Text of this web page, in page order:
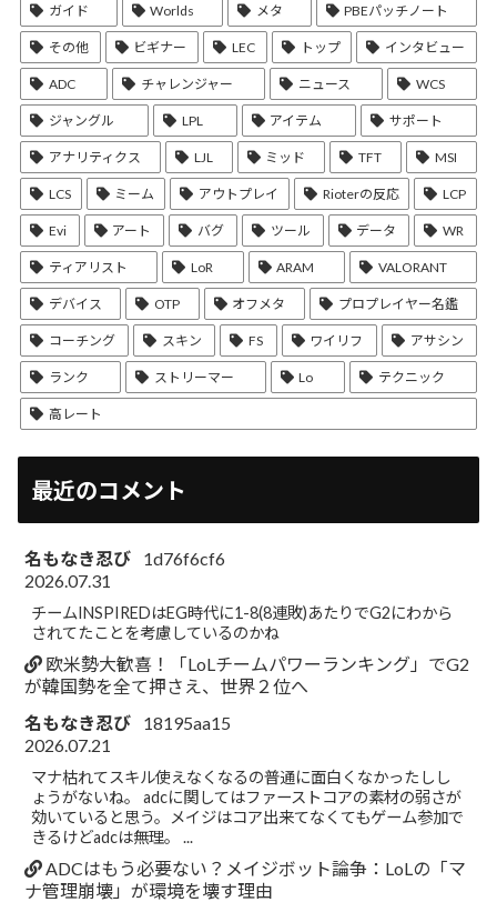
ガイド Worlds メタ PBEパッチノート
その他 ビギナー LEC トップ インタビュー
ADC チャレンジャー ニュース WCS
ジャングル LPL アイテム サポート
アナリティクス LJL ミッド TFT MSI
LCS ミーム アウトプレイ Rioterの反応 LCP
Evi アート バグ ツール データ WR
ティアリスト LoR ARAM VALORANT
デバイス OTP オフメタ プロプレイヤー名鑑
コーチング スキン FS ワイリフ アサシン
ランク ストリーマー Lo テクニック
高レート
最近のコメント
名もなき忍び
1d76f6cf6
2026.07.31
チームINSPIREDはEG時代に1-8(8連敗)あたりでG2にわから
されてたことを考慮しているのかね
欧米勢大歓喜！「LoLチームパワーランキング」でG2
が韓国勢を全て押さえ、世界２位へ
名もなき忍び
18195aa15
2026.07.21
マナ枯れてスキル使えなくなるの普通に面白くなかったしし
ょうがないね。 adcに関してはファーストコアの素材の弱さが
効いていると思う。メイジはコア出来てなくてもゲーム参加で
きるけどadcは無理。 ...
ADCはもう必要ない？メイジボット論争：LoLの「マ
ナ管理崩壊」が環境を壊す理由